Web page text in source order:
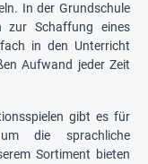
In der Grundschule
zur Schaffung eines
in den Unterricht
Aufwand jeder Zeit
gibt es für
die sprachliche
Sortiment bieten